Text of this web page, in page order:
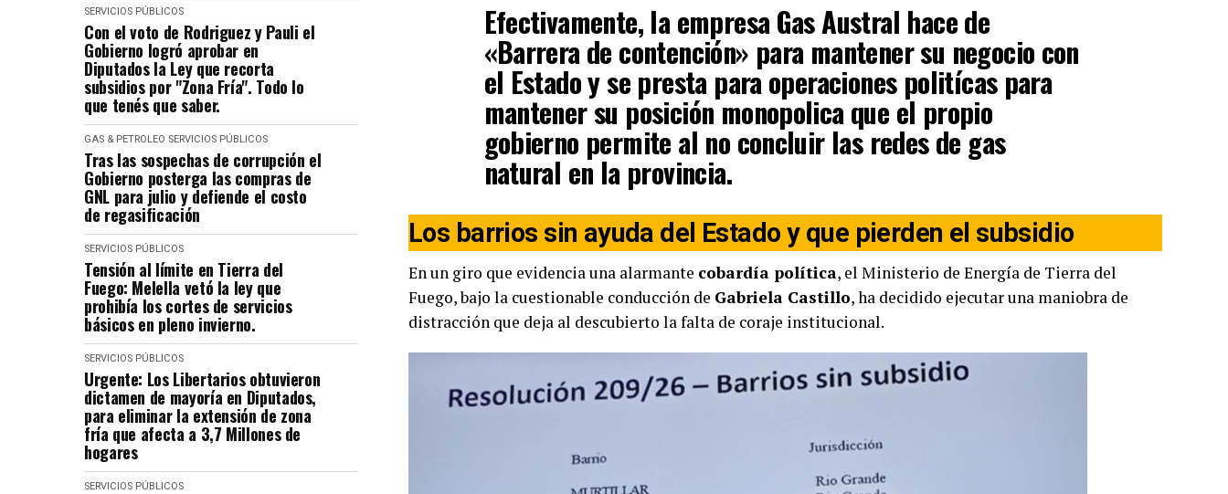
SERVICIOS PÚBLICOS
Con el voto de Rodriguez y Pauli el
Gobierno logró aprobar en
Diputados la Ley que recorta
subsidios por "Zona Fría". Todo lo
que tenés que saber.
GAS & PETROLEO SERVICIOS PÚBLICOS
Tras las sospechas de corrupción el
Gobierno posterga las compras de
GNL para julio y defiende el costo
de regasificación
SERVICIOS PÚBLICOS
Tensión al límite en Tierra del
Fuego: Melella vetó la ley que
prohibía los cortes de servicios
básicos en pleno invierno.
SERVICIOS PÚBLICOS
Urgente: Los Libertarios obtuvieron
dictamen de mayoría en Diputados,
para eliminar la extensión de zona
fría que afecta a 3,7 Millones de
hogares
SERVICIOS PÚBLICOS
Efectivamente, la empresa Gas Austral hace de
«Barrera de contención» para mantener su negocio con
el Estado y se presta para operaciones politícas para
mantener su posición monopolica que el propio
gobierno permite al no concluir las redes de gas
natural en la provincia.
Los barrios sin ayuda del Estado y que pierden el subsidio
En un giro que evidencia una alarmante cobardía política, el Ministerio de Energía de Tierra del
Fuego, bajo la cuestionable conducción de Gabriela Castillo, ha decidido ejecutar una maniobra de
distracción que deja al descubierto la falta de coraje institucional.